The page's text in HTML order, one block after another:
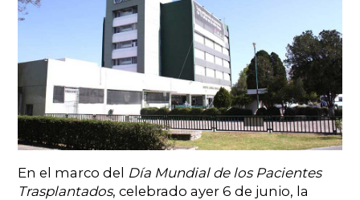
En el marco del Día Mundial de los Pacientes
Trasplantados, celebrado ayer 6 de junio, la